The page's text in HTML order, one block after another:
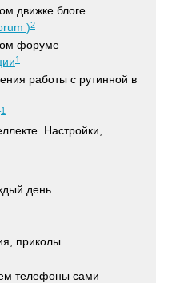
движке блоге
)2
форуме
1
работы с рутинной в
1
Настройки,
день
приколы
телефоны сами